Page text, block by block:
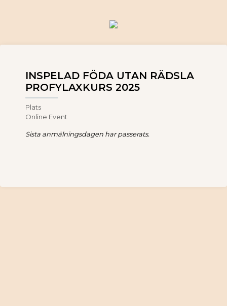
INSPELAD FÖDA UTAN RÄDSLA
PROFYLAXKURS 2025
Plats
Online Event
Sista anmälningsdagen har passerats.